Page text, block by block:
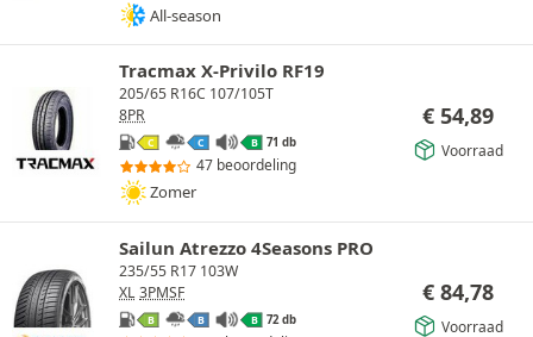
All-season
Tracmax X-Privilo RF19
205/65 R16C 107/105T
8PR
C C B 71 db
47 beoordeling
Zomer
€ 54,89
Voorraad
Sailun Atrezzo 4Seasons PRO
235/55 R17 103W
XL 3PMSF
B B B 72 db
€ 84,78
Voorraad